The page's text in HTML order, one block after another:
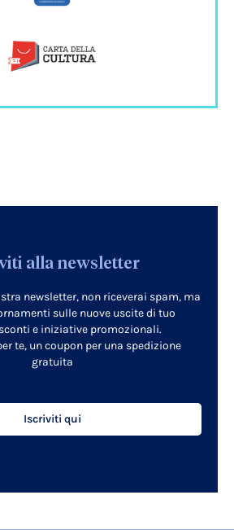
alla newsletter
newsletter, non riceverai spam, ma
sulle nuove uscite di tuo
e iniziative promozionali.
te, un coupon per una spedizione
gratuita
Iscriviti qui